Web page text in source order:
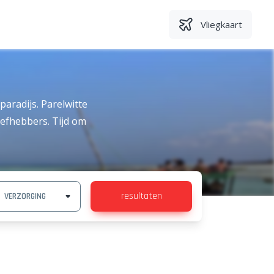
Vliegkaart
Parelwitte
Tijd om
resultaten